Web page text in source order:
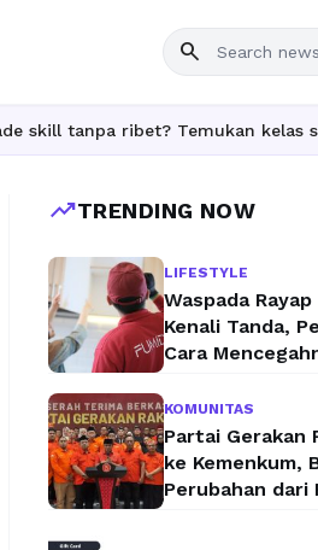
search
ribet? Temukan kelas seru dan
trending_upTRENDING NOW
LIFESTYLE
Waspada
Kenali Tanda,
Cara
KOMUNITAS
Partai Gerakan
ke Kemenkum,
Perubahan dari